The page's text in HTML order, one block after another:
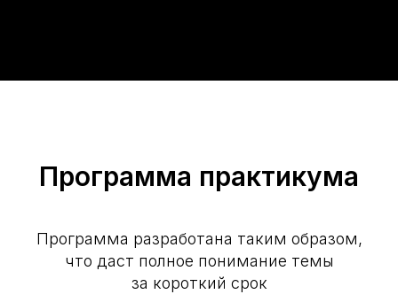
Программа практикума
Программа разработана таким образом,
что даст полное понимание темы
за короткий срок